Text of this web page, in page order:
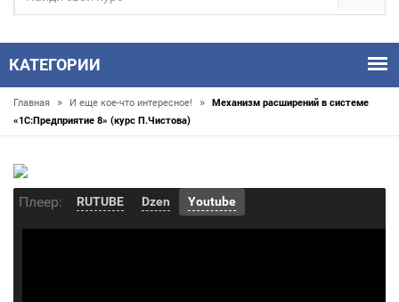
КАТЕГОРИИ
Главная » И еще кое-что интересное! »
Механизм расширений в системе
«1С:Предприятие 8» (курс П.Чистова)
Плеер: RUTUBE Dzen Youtube